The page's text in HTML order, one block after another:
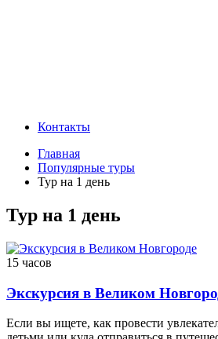
Контакты
Главная
Популярные туры
Тур на 1 день
Тур на 1 день
15 часов
Экскурсия в Великом
Если вы ищете, как провести